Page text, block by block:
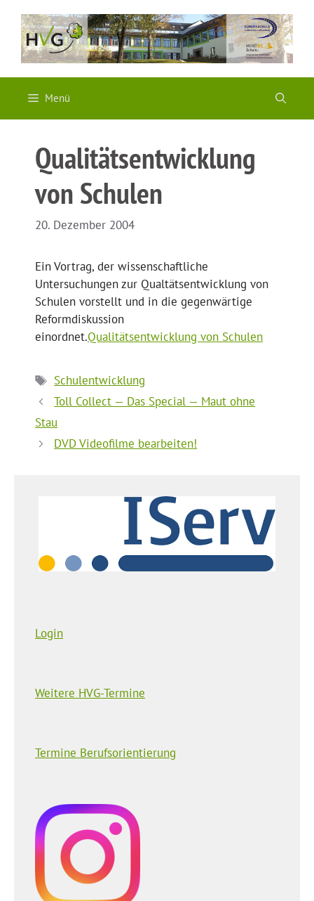
Inhalt
springen
Menü
Qualitätsentwicklung
von Schulen
20. Dezember 2004
Ein Vortrag, der wissenschaftliche
Untersuchungen zur Qualtätsentwicklung von
Schulen vorstellt und in die gegenwärtige
Reformdiskussion
einordnet.Qualitätsentwicklung von Schulen
Schlagwörter
Schulentwicklung
Toll Collect — Das Special — Maut ohne
Stau
DVD Videofilme bearbeiten!
Login
Weitere HVG-Termine
Termine Berufsorientierung